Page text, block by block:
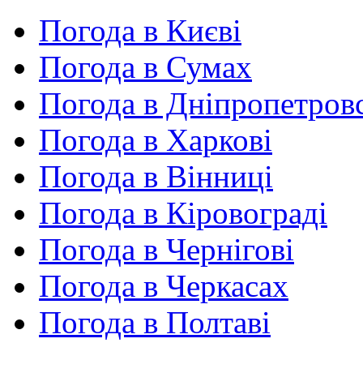
Погода в Києві
Погода в Сумах
Погода в
Погода в Харкові
Погода в Вінниці
Погода в Кіровограді
Погода в Чернігові
Погода в Черкасах
Погода в Полтаві